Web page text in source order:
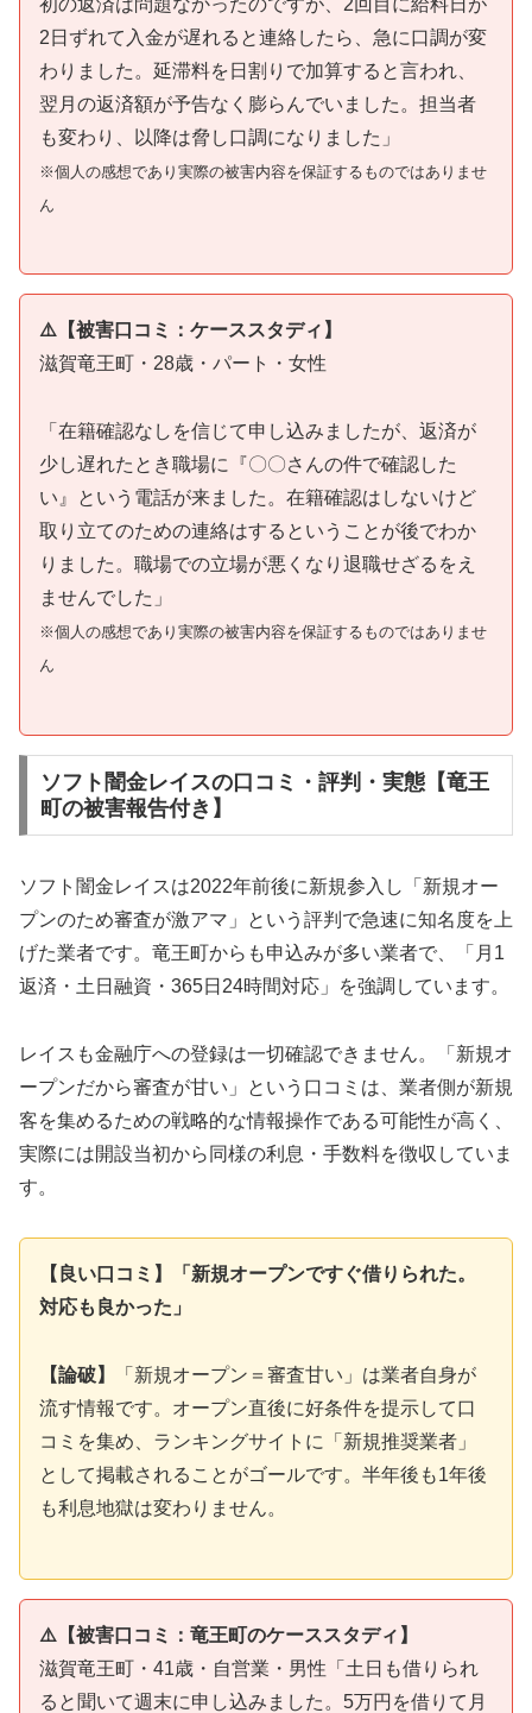
2日ずれて入金が遅れると連絡したら、急に口調が変
わりました。延滞料を日割りで加算すると言われ、
翌月の返済額が予告なく膨らんでいました。担当者
も変わり、以降は脅し口調になりました」
※個人の感想であり実際の被害内容を保証するものではありませ
ん
⚠️【被害口コミ：ケーススタディ】
滋賀竜王町・28歳・パート・女性
「在籍確認なしを信じて申し込みましたが、返済が
少し遅れたとき職場に『〇〇さんの件で確認した
い』という電話が来ました。在籍確認はしないけど
取り立てのための連絡はするということが後でわか
りました。職場での立場が悪くなり退職せざるをえ
ませんでした」
※個人の感想であり実際の被害内容を保証するものではありませ
ん
ソフト闇金レイスの口コミ・評判・実態【竜王
町の被害報告付き】
ソフト闇金レイスは2022年前後に新規参入し「新規オー
プンのため審査が激アマ」という評判で急速に知名度を上
げた業者です。竜王町からも申込みが多い業者で、「月1
返済・土日融資・365日24時間対応」を強調しています。
レイスも金融庁への登録は一切確認できません。「新規オ
ープンだから審査が甘い」という口コミは、業者側が新規
客を集めるための戦略的な情報操作である可能性が高く、
実際には開設当初から同様の利息・手数料を徴収していま
す。
【良い口コミ】「新規オープンですぐ借りられた。
対応も良かった」
【論破】
「新規オープン＝審査甘い」は業者自身が
流す情報です。オープン直後に好条件を提示して口
コミを集め、ランキングサイトに「新規推奨業者」
として掲載されることがゴールです。半年後も1年後
も利息地獄は変わりません。
⚠️【被害口コミ：竜王町のケーススタディ】
滋賀竜王町・41歳・自営業・男性「土日も借りられ
ると聞いて週末に申し込みました。5万円を借りて月